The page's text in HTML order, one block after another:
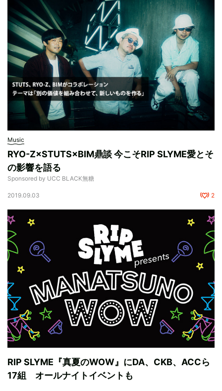
Music
RYO-Z×STUTS×BIM鼎談 今こそRIP SLYME愛とそ
の影響を語る
Sponsored by UCC BLACK無糖
2019.09.03 2
RIP SLYME『真夏のWOW』にDA、CKB、ACCら
17組 オールナイトイベントも